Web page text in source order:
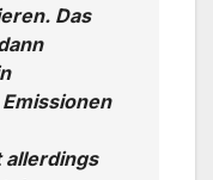
Das
allerdings